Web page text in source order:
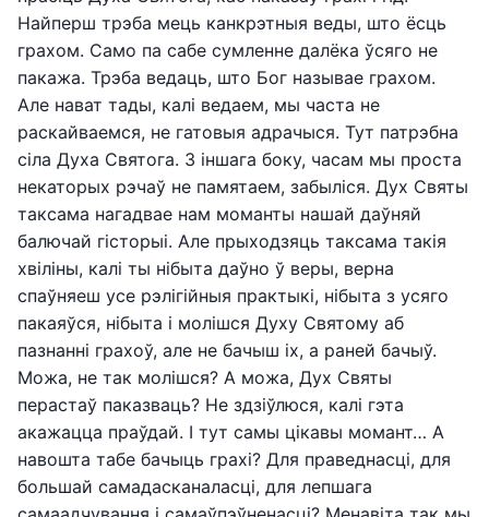
Найперш трэба мець канкрэтныя веды, што ёсць
грахом. Само па сабе сумленне далёка ўсяго не
пакажа. Трэба ведаць, што Бог называе грахом.
Але нават тады, калі ведаем, мы часта не
раскайваемся, не гатовыя адрачыся. Тут патрэбна
сіла Духа Святога. З іншага боку, часам мы проста
некаторых рэчаў не памятаем, забыліся. Дух Святы
таксама нагадвае нам моманты нашай даўняй
балючай гісторыі. Але прыходзяць таксама такія
хвіліны, калі ты нібыта даўно ў веры, верна
спаўняеш усе рэлігійныя практыкі, нібыта з усяго
пакаяўся, нібыта і молішся Духу Святому аб
пазнанні грахоў, але не бачыш іх, а раней бачыў.
Можа, не так молішся? А можа, Дух Святы
перастаў паказваць? Не здзіўлюся, калі гэта
акажацца праўдай. І тут самы цікавы момант… А
навошта табе бачыць грахі? Для праведнасці, для
большай самадасканаласці, для лепшага